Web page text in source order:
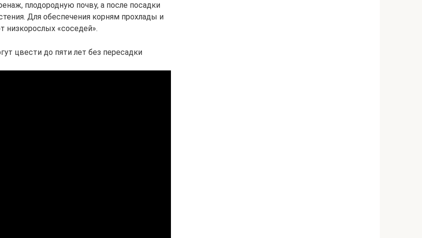
плодородную почву, а после посадки
Для обеспечения корням прохлады и
низкорослых «соседей».
цвести до пяти лет без пересадки